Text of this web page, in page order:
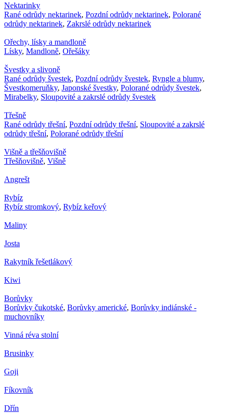
Nektarinky
Rané odrůdy nektarinek, Pozdní odrůdy nektarinek, Polorané
odrůdy nektarinek, Zakrslé odrůdy nektarinek
Ořechy, lísky a mandloně
Lísky, Mandloně, Ořešáky
Švestky a slivoně
Rané odrůdy švestek, Pozdní odrůdy švestek, Ryngle a blumy,
Švestkomeruňky, Japonské švestky, Polorané odrůdy švestek,
Mirabelky, Sloupovité a zakrslé odrůdy švestek
Třešně
Rané odrůdy třešní, Pozdní odrůdy třešní, Sloupovité a zakrslé
odrůdy třešní, Polorané odrůdy třešní
Višně a třešňovišně
Třešňovišně, Višně
Angrešt
Rybíz
Rybíz stromkový, Rybíz keřový
Maliny
Josta
Rakytník řešetlákový
Kiwi
Borůvky
Borůvky čukotské, Borůvky americké, Borůvky indiánské -
muchovníky
Vinná réva stolní
Brusinky
Goji
Fíkovník
Dřín